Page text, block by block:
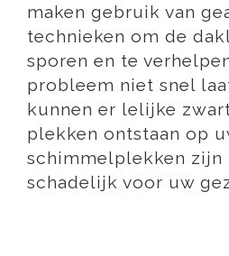
maken gebruik van
technieken om de
sporen en te
probleem niet snel
kunnen er lelijke
plekken ontstaan op
schimmelplekken zijn
schadelijk voor uw